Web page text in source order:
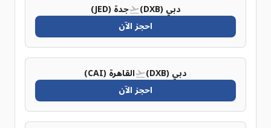
دبي (DXB)
جدة (JED)
احجز الآن
دبي (DXB)
القاهرة (CAI)
احجز الآن